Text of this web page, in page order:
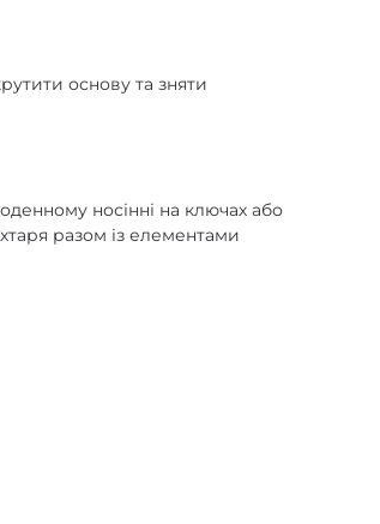
основу та зняти
носінні на ключах або
разом із елементами